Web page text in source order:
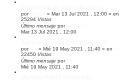
por » Mar 13 Jul 2021 , 12:00 » en
25294 Vistas
Último mensaje por
Mar 13 Jul 2021 , 12:00
por » Mié 19 May 2021 , 11:40 » en
22450 Vistas
Último mensaje por
Mié 19 May 2021 , 11:40